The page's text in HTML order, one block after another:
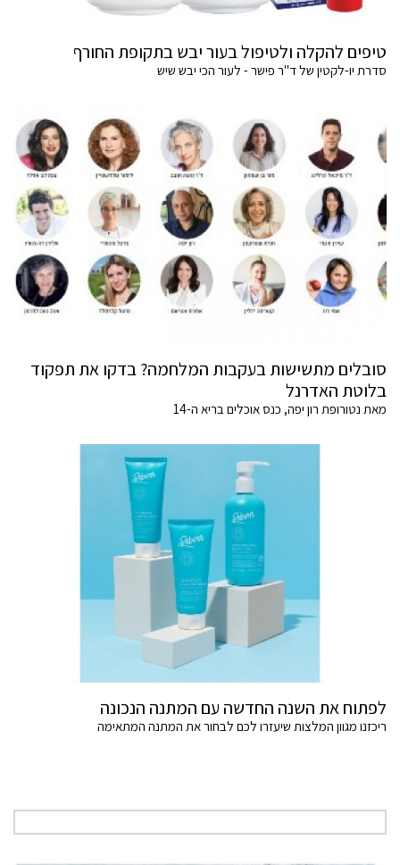
טיפים להקלה ולטיפול בעור יבש בתקופת החורף
סדרת יו-לקטין של ד"ר פישר - לעור הכי יבש שיש
סובלים מתשישות בעקבות המלחמה? בדקו את תפקוד
בלוטת האדרנל
מאת נטורופת רון יפה, כנס אוכלים בריא ה-14
לפתוח את השנה החדשה עם המתנה הנכונה
ריכזנו מגוון המלצות שיעזרו לכם לבחור את המתנה המתאימה